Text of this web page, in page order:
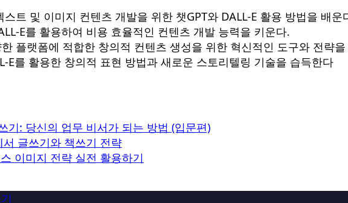
스트 및 이미지 컨텐츠 개발을 위한 챗GPT와 DALL-E 활용 방법을 배운
E를 활용하여 비용 효율적인 컨텐츠 개발 능력을 키운다.
플랫폼에 적합한 창의적 컨텐츠 생성을 위한 혁신적인 도구와 전략
E를 활용한 창의적 표현 방법과 새로운 스토리텔링 기술을 습득한다
기: 당신의 업무 비서가 되는 방법 (입문편)
글쓰기와 책쓰기 전략
이미지 전략 실전 활용하기